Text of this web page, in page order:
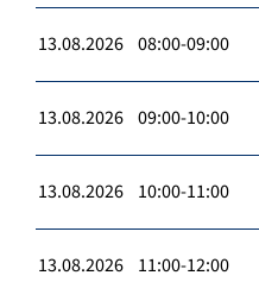
13.08.2026 08:00-09:00
13.08.2026 09:00-10:00
13.08.2026 10:00-11:00
13.08.2026 11:00-12:00